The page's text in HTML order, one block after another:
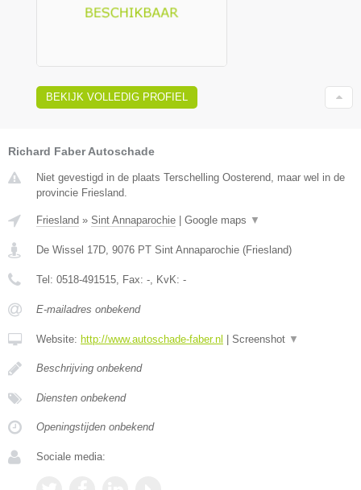
BEKIJK VOLLEDIG PROFIEL
Richard Faber Autoschade
Niet gevestigd in de plaats Terschelling Oosterend, maar wel in de
provincie Friesland.
Friesland » Sint Annaparochie | Google maps ▼
De Wissel 17D 9076 PT Sint Annaparochie (Friesland)
Tel: 0518-491515 , Fax: - , KvK: -
E-mailadres onbekend
Website: http://www.autoschade-faber.nl | Screenshot ▼
Beschrijving onbekend
Diensten onbekend
Openingstijden onbekend
Sociale media: